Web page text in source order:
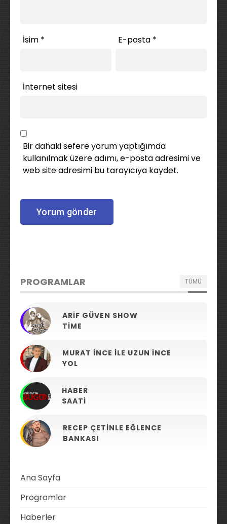
İsim * E-posta *
İnternet sitesi
Bir dahaki sefere yorum yaptığımda
kullanılmak üzere adımı, e-posta adresimi ve
web site adresimi bu tarayıcıya kaydet.
PROGRAMLAR TÜMÜ
ARIF GÜVEN SHOW
TIME
MURAT İNCE ILE UZUN İNCE
YOL
HABER
SAATI
RECEP ÇETINLE EĞLENCE
BANKASI
Ana Sayfa
Programlar
Haberler